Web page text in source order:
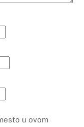
u ovom